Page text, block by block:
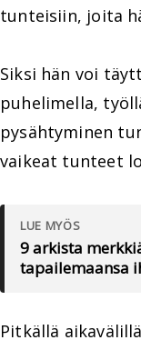
tunteisiin, joita
Siksi hän voi
puhelimella,
pysähtyminen
vaikeat tunteet
LUE MYÖS
9 arkista
tapailemaansa
Pitkällä